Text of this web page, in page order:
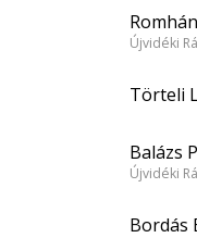
Újvidéki
Törteli
Balázs
Újvidéki
Bordás